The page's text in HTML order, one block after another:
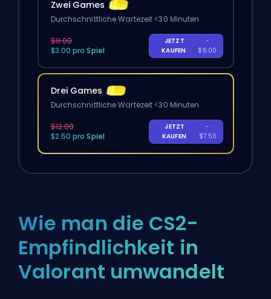
Zwei Games
Durchschnittliche Wartezeit <30 Minuten
$8.00
$3.00 pro Spiel
JETZT
KAUFEN
-
$6.00
Drei Games
Durchschnittliche Wartezeit <30 Minuten
$12.00
$2.50 pro Spiel
JETZT
KAUFEN
-
$7.50
Wie man die CS2-
Empfindlichkeit in
Valorant umwandelt